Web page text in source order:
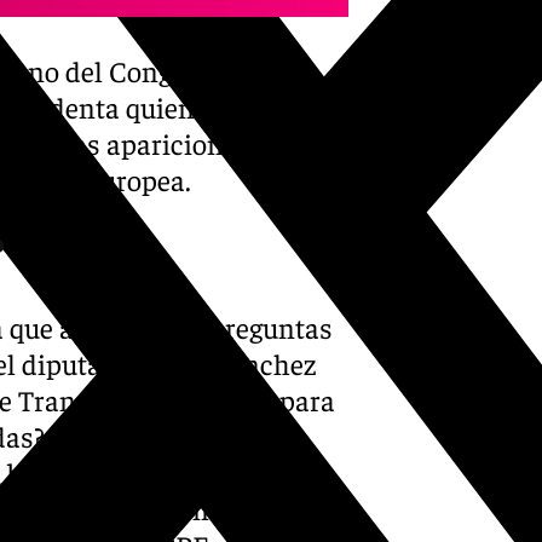
del Congreso para
quien solicitó
apariciones en las
europea.
atender dos preguntas
diputado César Sánchez
Transición Ecológica para
mientras que el
de sus años en el
a la Comisión Europea